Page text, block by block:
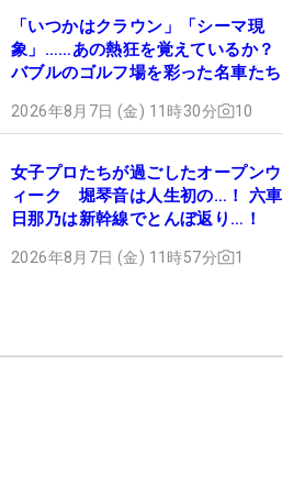
「いつかはクラウン」「シーマ現
象」……あの熱狂を覚えているか？
バブルのゴルフ場を彩った名車たち
2026年8月7日 (金) 11時30分 10
女子プロたちが過ごしたオープンウ
ィーク 堀琴音は人生初の…！ 六車
日那乃は新幹線でとんぼ返り…！
2026年8月7日 (金) 11時57分 1